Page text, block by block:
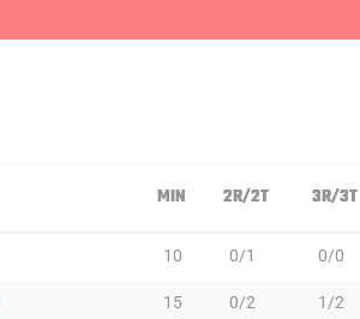
MIN 2R/2T 3R/3T
10 0/1 0/0
15 0/2 1/2